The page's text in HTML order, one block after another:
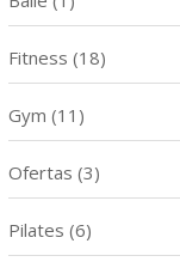
Fitness (18)
Gym (11)
Ofertas (3)
Pilates (6)